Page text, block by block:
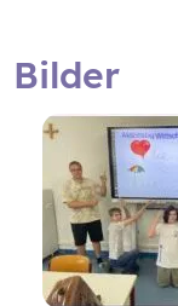
Bilder